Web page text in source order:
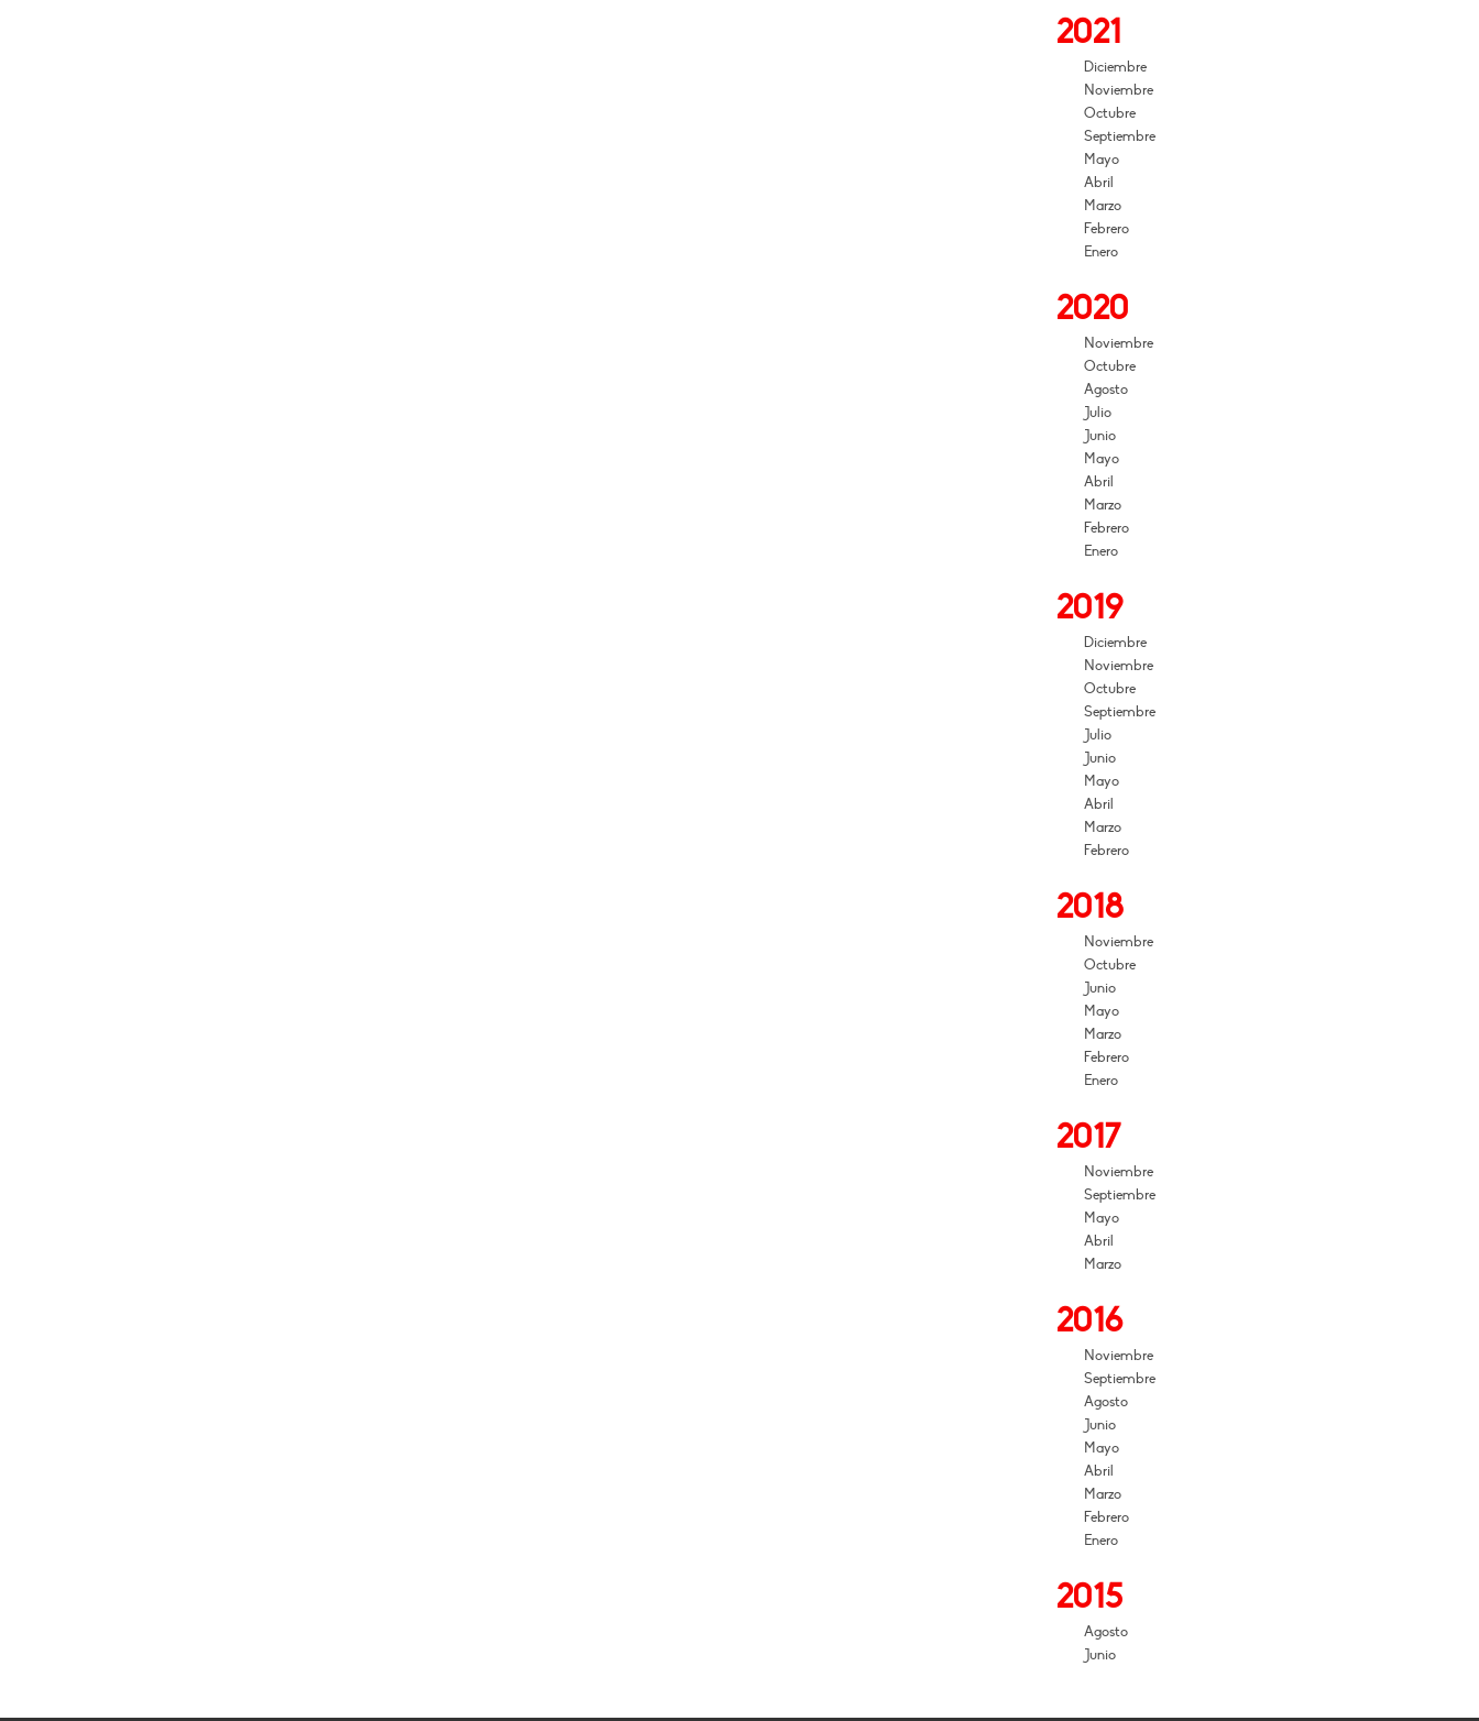
2021
Diciembre
Noviembre
Octubre
Septiembre
Mayo
Abril
Marzo
Febrero
Enero
2020
Noviembre
Octubre
Agosto
Julio
Junio
Mayo
Abril
Marzo
Febrero
Enero
2019
Diciembre
Noviembre
Octubre
Septiembre
Julio
Junio
Mayo
Abril
Marzo
Febrero
2018
Noviembre
Octubre
Junio
Mayo
Marzo
Febrero
Enero
2017
Noviembre
Septiembre
Mayo
Abril
Marzo
2016
Noviembre
Septiembre
Agosto
Junio
Mayo
Abril
Marzo
Febrero
Enero
2015
Agosto
Junio